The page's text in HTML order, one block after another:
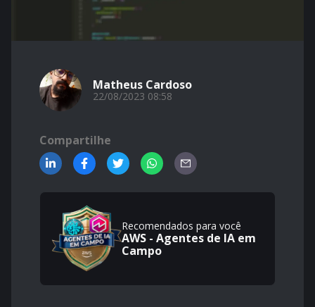
Matheus Cardoso
22/08/2023 08:58
Compartilhe
Recomendados para você
AWS - Agentes de IA em
Campo